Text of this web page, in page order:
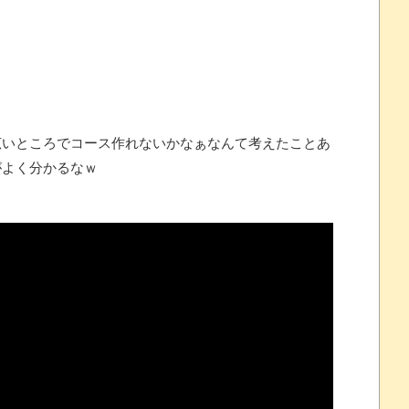
ほか
ところでコース作れないかなぁなんて考えたことあ
く分かるなｗ